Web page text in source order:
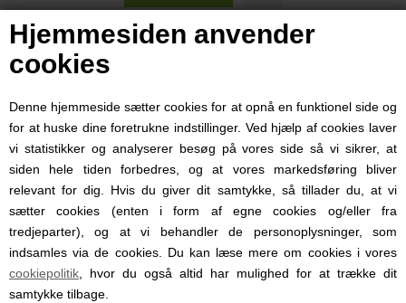
Hjemmesiden anvender
cookies
Denne hjemmeside sætter cookies for at opnå en funktionel side og
for at huske dine foretrukne indstillinger. Ved hjælp af cookies laver
vi statistikker og analyserer besøg på vores side så vi sikrer, at
siden hele tiden forbedres, og at vores markedsføring bliver
relevant for dig. Hvis du giver dit samtykke, så tillader du, at vi
sætter cookies (enten i form af egne cookies og/eller fra
tredjeparter), og at vi behandler de personoplysninger, som
indsamles via de cookies. Du kan læse mere om cookies i vores
cookiepolitik , hvor du også altid har mulighed for at trække dit
samtykke tilbage.